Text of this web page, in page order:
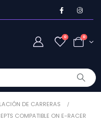
0 0
DE CARRERAS
COMPATIBLE ON E-RACER